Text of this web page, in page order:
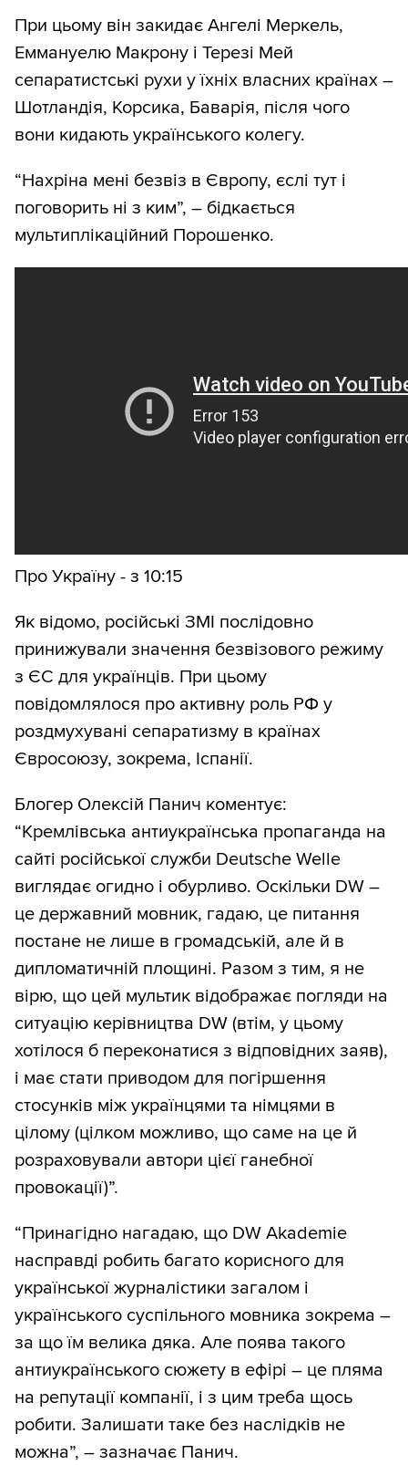
При цьому він закидає Ангелі Меркель,
Еммануелю Макрону і Терезі Мей
сепаратистські рухи у їхніх власних країнах –
Шотландія, Корсика, Баварія, після чого
вони кидають українського колегу.
“Нахріна мені безвіз в Європу, єслі тут і
поговорить ні з ким”, – бідкається
мультиплікаційний Порошенко.
Про Україну - з 10:15
Як відомо, російські ЗМІ послідовно
принижували значення безвізового режиму
з ЄС для українців. При цьому
повідомлялося про активну роль РФ у
роздмухувані сепаратизму в країнах
Євросоюзу, зокрема, Іспанії.
Блогер Олексій Панич коментує:
“Кремлівська антиукраїнська пропаганда на
сайті російської служби Deutsche Welle
виглядає огидно і обурливо. Оскільки DW –
це державний мовник, гадаю, це питання
постане не лише в громадській, але й в
дипломатичній площині. Разом з тим, я не
вірю, що цей мультик відображає погляди на
ситуацію керівництва DW (втім, у цьому
хотілося б переконатися з відповідних заяв),
і має стати приводом для погіршення
стосунків між українцями та німцями в
цілому (цілком можливо, що саме на це й
розраховували автори цієї ганебної
провокації)”.
“Принагідно нагадаю, що DW Akademie
насправді робить багато корисного для
української журналістики загалом і
українського суспільного мовника зокрема –
за що їм велика дяка. Але поява такого
антиукраїнського сюжету в ефірі – це пляма
на репутації компанії, і з цим треба щось
робити. Залишати таке без наслідків не
можна”, – зазначає Панич.